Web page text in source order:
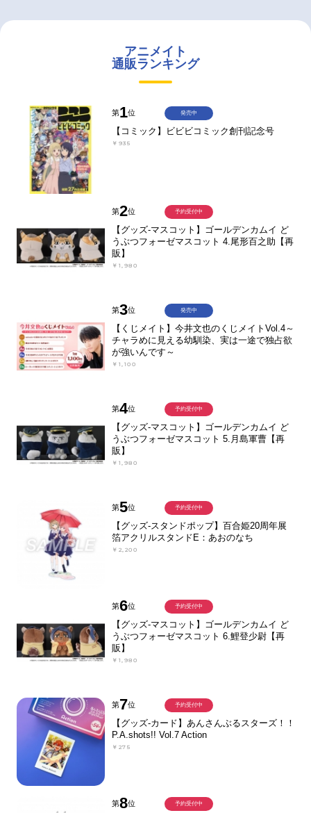
アニメイト
通販ランキング
第1位
【コミック】ビビビコミック創刊記念号
￥935
発売中
第2位
【グッズ-マスコット】ゴールデンカムイ ど
うぶつフォーゼマスコット 4.尾形百之助【再
販】
￥1,980
予約受付中
第3位
【くじメイト】今井文也のくじメイトVol.4～
チャラめに見える幼馴染、実は一途で独占欲
が強いんです～
￥1,100
発売中
第4位
【グッズ-マスコット】ゴールデンカムイ ど
うぶつフォーゼマスコット 5.月島軍曹【再
販】
￥1,980
予約受付中
第5位
【グッズ-スタンドポップ】百合姫20周年展
箔アクリルスタンドE：あおのなち
￥2,200
予約受付中
第6位
【グッズ-マスコット】ゴールデンカムイ ど
うぶつフォーゼマスコット 6.鯉登少尉【再
販】
￥1,980
予約受付中
第7位
【グッズ-カード】あんさんぶるスターズ！！
P.A.shots!! Vol.7 Action
￥275
予約受付中
第8位 予約受付中